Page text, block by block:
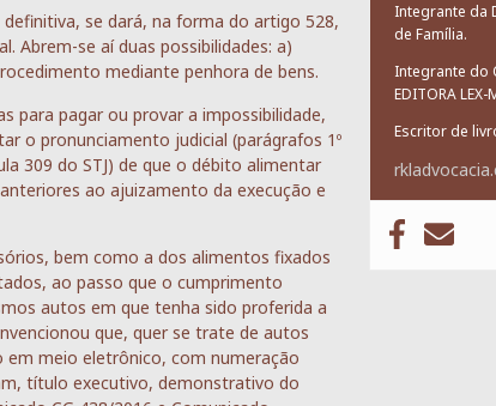
se dará, na forma do artigo 528,
Abrem-se aí duas possibilidades: a)
mediante penhora de bens.
para pagar ou provar a impossibilidade,
o pronunciamento judicial (parágrafos 1º
309 do STJ) de que o débito alimentar
ao ajuizamento da execução e
bem como a dos alimentos fixados
ao passo que o cumprimento
autos em que tenha sido proferida a
que, quer se trate de autos
em meio eletrônico, com numeração
título executivo, demonstrativo do
Integrante da
de Família.
Integrante do
EDITORA LEX-
Escritor de